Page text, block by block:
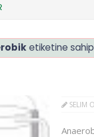
etiketine
SELIM